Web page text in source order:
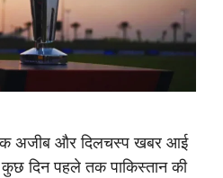
अजीब और दिलचस्प खबर आई
दिन पहले तक पाकिस्तान की